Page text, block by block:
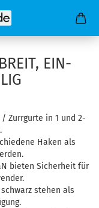
EIN-
Zurrgurte in 1 und 2-
Haken als
bieten Sicherheit für
stehen als